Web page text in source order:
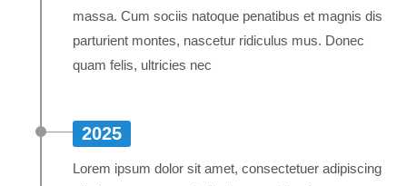
massa. Cum sociis natoque penatibus et magnis dis
parturient montes, nascetur ridiculus mus. Donec
quam felis, ultricies nec
2025
Lorem ipsum dolor sit amet, consectetuer adipiscing